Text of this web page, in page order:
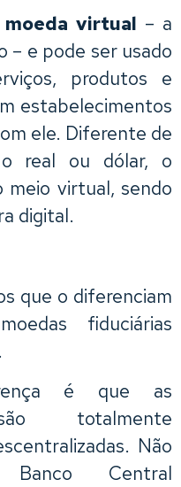
moeda virtual – a
– e pode ser usado
produtos e
estabelecimentos
ele. Diferente de
real ou dólar, o
meio virtual, sendo
digital.
que o diferenciam
fiduciárias
é que as
totalmente
Não
Central